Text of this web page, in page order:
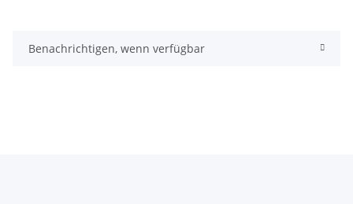
Benachrichtigen, wenn verfügbar